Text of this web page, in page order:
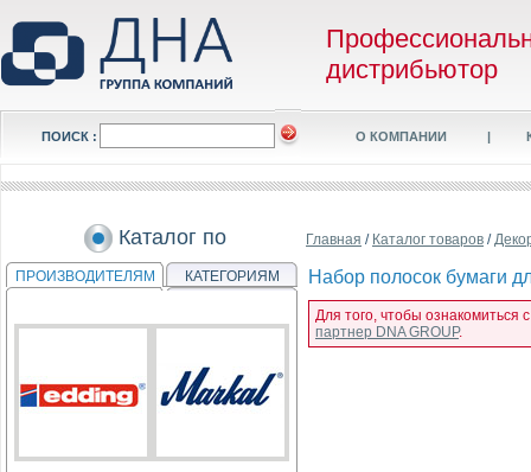
дистрибьютор
ПОИСК : О КОМПАНИИ |
Каталог по
ПРОИЗВОДИТЕЛЯМ КАТЕГОРИЯМ
Главная / Каталог товаров /
Набор полосок бумаги
Для того, чтобы ознакомиться
партнер DNA GROUP.